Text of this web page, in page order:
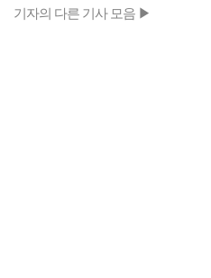
기자의 다른 기사 모음 ▶